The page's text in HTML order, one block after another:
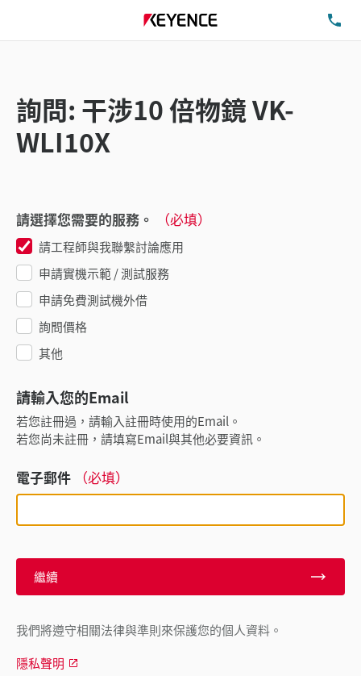
詢問: 干涉10 倍物鏡 VK-
WLI10X
請選擇您需要的服務。 （必填）
請工程師與我聯繫討論應用
申請實機示範 / 測試服務
申請免費測試機外借
詢問價格
其他
請輸入您的Email
若您註冊過，請輸入註冊時使用的Email。
若您尚未註冊，請填寫Email與其他必要資訊。
電子郵件 （必填）
繼續
我們將遵守相關法律與準則來保護您的個人資料。
隱私聲明